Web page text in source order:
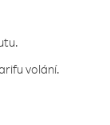
volání.